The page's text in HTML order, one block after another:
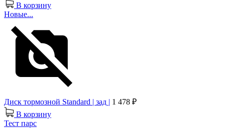
В корзину
Новые...
Диск тормозной Standard | зад | 1 478 ₽
В корзину
Тест парс